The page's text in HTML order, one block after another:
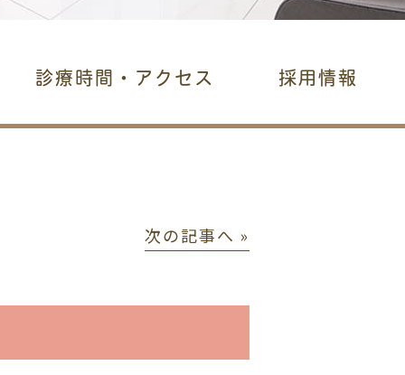
診療時間・アクセス 採用情報
次の記事へ »